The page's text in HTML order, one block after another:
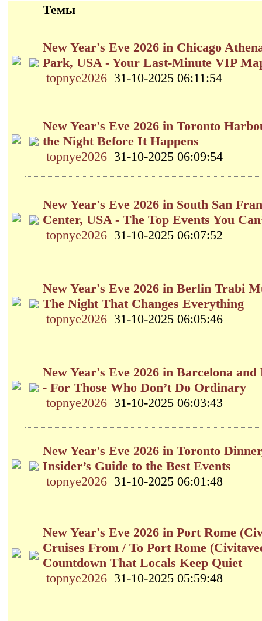
Темы
New Year's Eve 2026 in Chicago
Park, USA - Your Last-Minute VIP
topnye2026 31-10-2025 06:11:54
New Year's Eve 2026 in Toronto
the Night Before It Happens
topnye2026 31-10-2025 06:09:54
New Year's Eve 2026 in South San
Center, USA - The Top Events You
topnye2026 31-10-2025 06:07:52
New Year's Eve 2026 in Berlin Trabi
The Night That Changes Everything
topnye2026 31-10-2025 06:05:46
New Year's Eve 2026 in Barcelona
- For Those Who Don’t Do Ordinary
topnye2026 31-10-2025 06:03:43
New Year's Eve 2026 in Toronto
Insider’s Guide to the Best Events
topnye2026 31-10-2025 06:01:48
New Year's Eve 2026 in Port Rome
Cruises From / To Port Rome
Countdown That Locals Keep Quiet
topnye2026 31-10-2025 05:59:48